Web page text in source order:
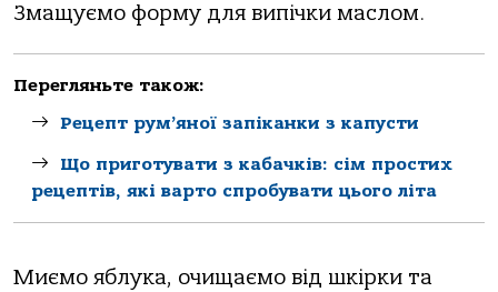
Змащуємо форму для випічки маслом.
Перегляньте також:
Рецепт рум’яної запіканки з капусти
Що приготувати з кабачків: сім простих
рецептів, які варто спробувати цього літа
Миємо яблука, очищаємо від шкірки та